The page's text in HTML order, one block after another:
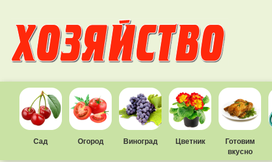
Сад Огород Виноград Цветник
Готовим
вкусно